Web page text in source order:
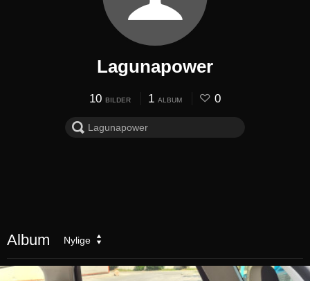
Lagunapower
10 BILDER 1 ALBUM 0
Album Nylige